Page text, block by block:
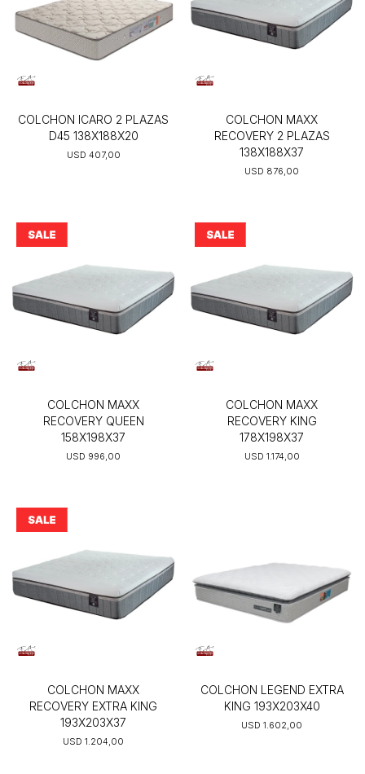
COLCHON ICARO 2 PLAZAS
D45 138X188X20
USD 407,00
COLCHON MAXX
RECOVERY 2 PLAZAS
138X188X37
USD 876,00
COLCHON MAXX
RECOVERY QUEEN
158X198X37
USD 996,00
COLCHON MAXX
RECOVERY KING
178X198X37
USD 1.174,00
COLCHON MAXX
RECOVERY EXTRA KING
193X203X37
USD 1.204,00
COLCHON LEGEND EXTRA
KING 193X203X40
USD 1.602,00